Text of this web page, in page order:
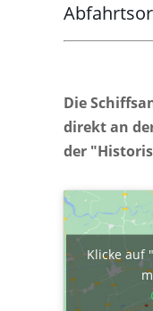
Die
direkt an
der
Klicke auf